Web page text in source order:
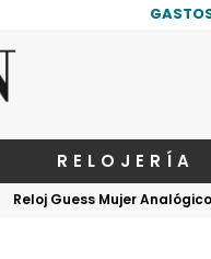
RELOJERÍA
Reloj Guess Mujer